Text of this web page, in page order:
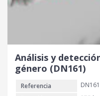
Análisis y
género (DN161)
Referencia
DN161